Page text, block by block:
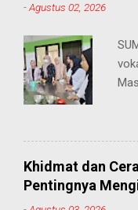
-Agustus 02, 2026
Khidmat dan
Pentingnya